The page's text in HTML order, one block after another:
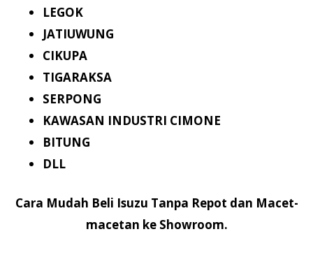
LEGOK
JATIUWUNG
CIKUPA
TIGARAKSA
SERPONG
KAWASAN INDUSTRI CIMONE
BITUNG
DLL
Cara Mudah Beli Isuzu Tanpa Repot dan Macet-
macetan ke Showroom.